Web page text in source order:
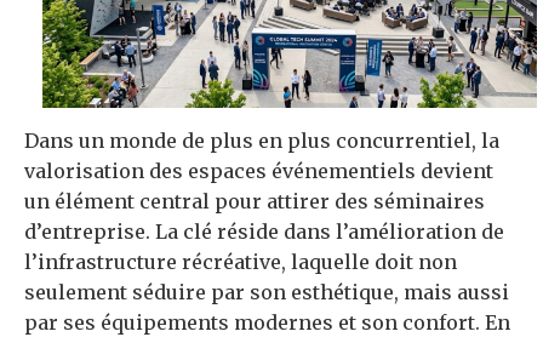
Dans un monde de plus en plus concurrentiel, la
valorisation des espaces événementiels devient
un élément central pour attirer des séminaires
d’entreprise. La clé réside dans l’amélioration de
l’infrastructure récréative, laquelle doit non
seulement séduire par son esthétique, mais aussi
par ses équipements modernes et son confort. En